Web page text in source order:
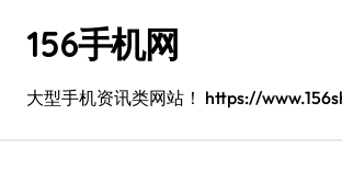
156手机网
大型手机资讯类网站！ https://